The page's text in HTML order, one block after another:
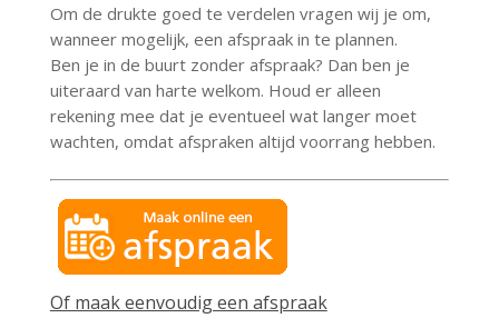
Om de drukte goed te verdelen vragen wij je om,
wanneer mogelijk, een afspraak in te plannen.
Ben je in de buurt zonder afspraak? Dan ben je
uiteraard van harte welkom. Houd er alleen
rekening mee dat je eventueel wat langer moet
wachten, omdat afspraken altijd voorrang hebben.
Of maak eenvoudig een afspraak